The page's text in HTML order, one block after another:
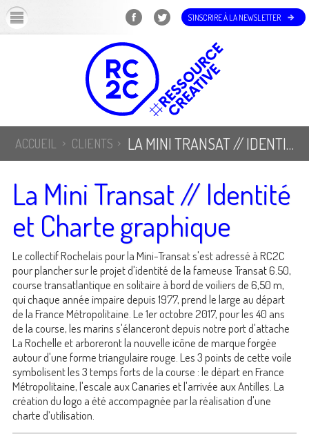
S'INSCRIRE À LA NEWSLETTER
ACCUEIL CLIENTS LA MINI TRANSAT // IDENTITÉ ET CHARTE GRAPHIQUE
La Mini Transat // Identité
et Charte graphique
Le collectif Rochelais pour la Mini-Transat s'est adressé à RC2C
pour plancher sur le projet d'identité de la fameuse Transat 6.50,
course transatlantique en solitaire à bord de voiliers de 6,50 m,
qui chaque année impaire depuis 1977, prend le large au départ
de la France Métropolitaine. Le 1er octobre 2017, pour les 40 ans
de la course, les marins s'élanceront depuis notre port d'attache
La Rochelle et arboreront la nouvelle icône de marque forgée
autour d'une forme triangulaire rouge. Les 3 points de cette voile
symbolisent les 3 temps forts de la course : le départ en France
Métropolitaine, l'escale aux Canaries et l'arrivée aux Antilles. La
création du logo a été accompagnée par la réalisation d'une
charte d’utilisation.